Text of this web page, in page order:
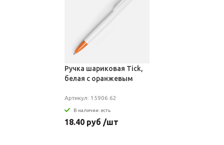
Ручка шариковая Tick,
белая с оранжевым
Артикул: 15906.62
В наличии: есть
18.40 руб /шт